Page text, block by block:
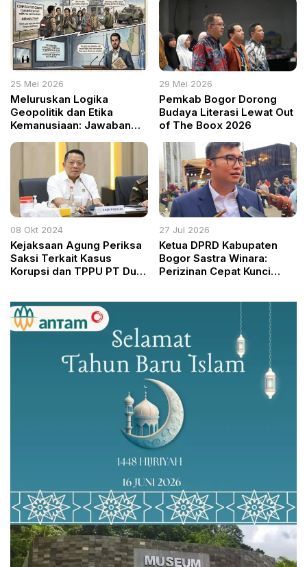
Elevated Layanan Publik
25 Mei 2026
Meluruskan Logika
Geopolitik dan Etika
Kemanusiaan: Jawaban
Aktivisme Tanpa
29 Mei 2026
Pemkab Bogor Dorong
Budaya Literasi Lewat Out
of The Boox 2026
08 Okt 2024
Kejaksaan Agung Periksa
Saksi Terkait Kasus
Korupsi dan TPPU PT Duta
27 Jul 2026
Ketua DPRD Kabupaten
Bogor Sastra Winara:
Perizinan Cepat Kunci